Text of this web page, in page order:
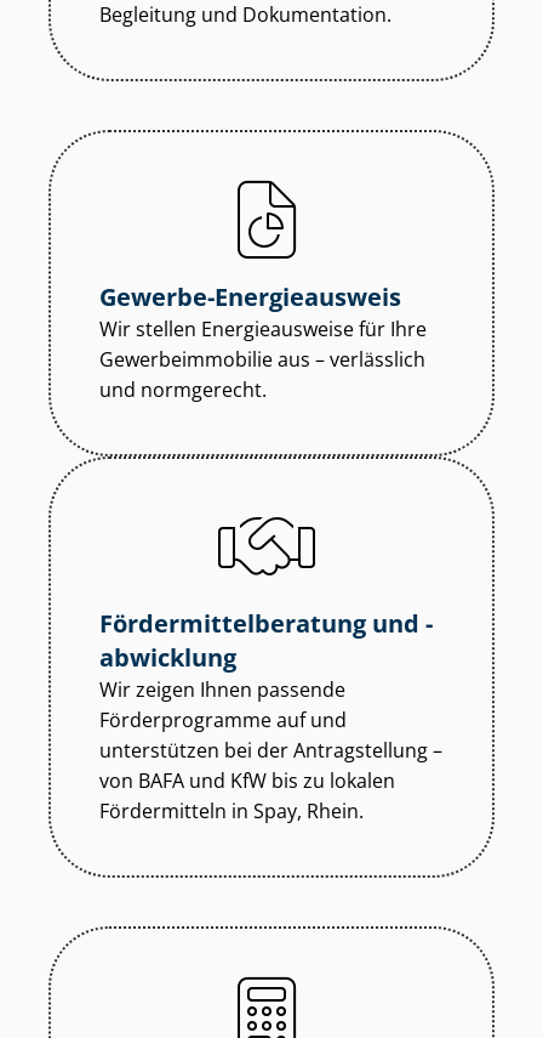
Begleitung und Dokumentation.
Gewerbe-Energieausweis
Wir stellen Energieausweise für Ihre
Ge­wer­be­im­mo­bi­lie aus – verlässlich
und normgerecht.
För­der­mit­tel­be­ra­tung und -
abwicklung
Wir zeigen Ihnen passende
Förderprogramme auf und
unterstützen bei der Antragstellung –
von BAFA und KfW bis zu lokalen
Fördermitteln in Spay, Rhein.